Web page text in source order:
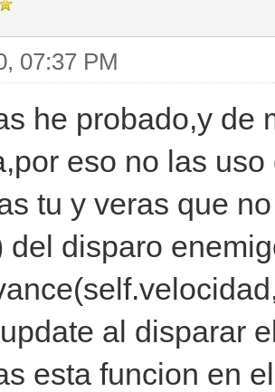
07:37 PM
he probado,y de
eso no las
tu y veras que
del disparo
al disparar
esta funcion en